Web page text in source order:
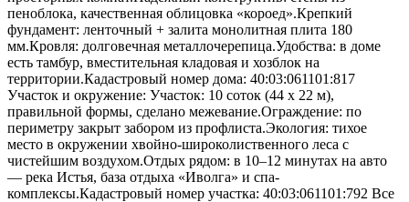
пеноблока, качественная облицовка «короед».Крепкий
фундамент: ленточный + залита монолитная плита 180
мм.Кровля: долговечная металлочерепица.Удобства: в доме
есть тамбур, вместительная кладовая и хозблок на
территории.Кадастровый номер дома: 40:03:061101:817
Участок и окружение: Участок: 10 соток (44 х 22 м),
правильной формы, сделано межевание.Ограждение: по
периметру закрыт забором из профлиста.Экология: тихое
место в окружении хвойно-широколиственного леса с
чистейшим воздухом.Отдых рядом: в 10–12 минутах на авто
— река Истья, база отдыха «Иволга» и спа-
комплексы.Кадастровый номер участка: 40:03:061101:792 Все